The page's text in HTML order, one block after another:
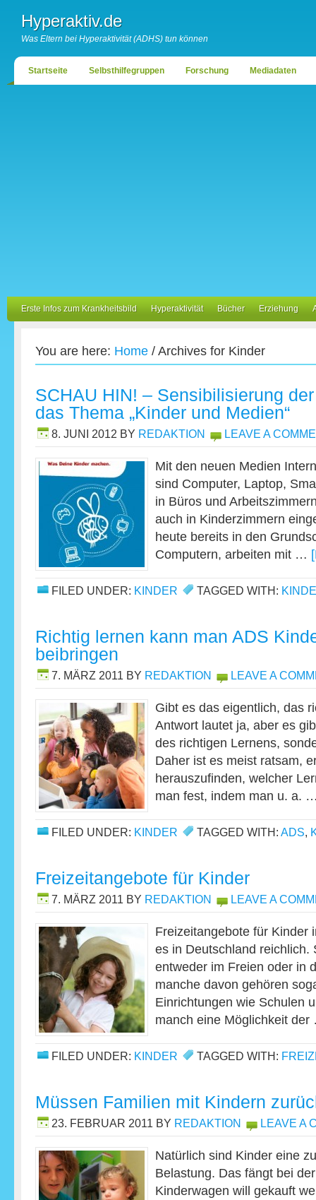
Hyperaktiv.de
Was Eltern bei Hyperaktivität (ADHS) tun können
Startseite Selbsthilfegruppen Forschung Mediadaten
Erste Infos zum Krankheitsbild Hyperaktivität Bücher Erziehung
You are here: Home / Archives for Kinder
SCHAU HIN! – Sensibilisierung
das Thema „Kinder und Medien“
8. JUNI 2012 BY REDAKTION LEAVE A
Mit den neuen Medien
sind Computer, Laptop,
in Büros und
auch in Kinderzimmern
heute bereits in den
Computern, arbeiten mit …
FILED UNDER: KINDER TAGGED WITH:
Richtig lernen kann man ADS
beibringen
7. MÄRZ 2011 BY REDAKTION LEAVE A
Gibt es das eigentlich, das
Antwort lautet ja, aber es
des richtigen Lernens,
Daher ist es meist ratsam,
herauszufinden, welcher
man fest, indem man u. a.
FILED UNDER: KINDER TAGGED WITH: ADS,
Freizeitangebote für Kinder
7. MÄRZ 2011 BY REDAKTION LEAVE A
Freizeitangebote für Kinder
es in Deutschland reichlich.
entweder im Freien oder in
manche davon gehören
Einrichtungen wie Schulen
manch eine Möglichkeit
FILED UNDER: KINDER TAGGED WITH:
Müssen Familien mit Kindern
23. FEBRUAR 2011 BY REDAKTION LEAVE A
Natürlich sind Kinder eine
Belastung. Das fängt bei
Kinderwagen will gekauft